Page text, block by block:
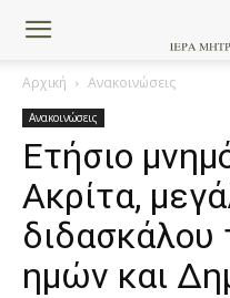
Αρχική Ανακοινώσεις
Ανακοινώσεις
Ετήσιο
Ακρίτα,
διδασκάλου
ημών και